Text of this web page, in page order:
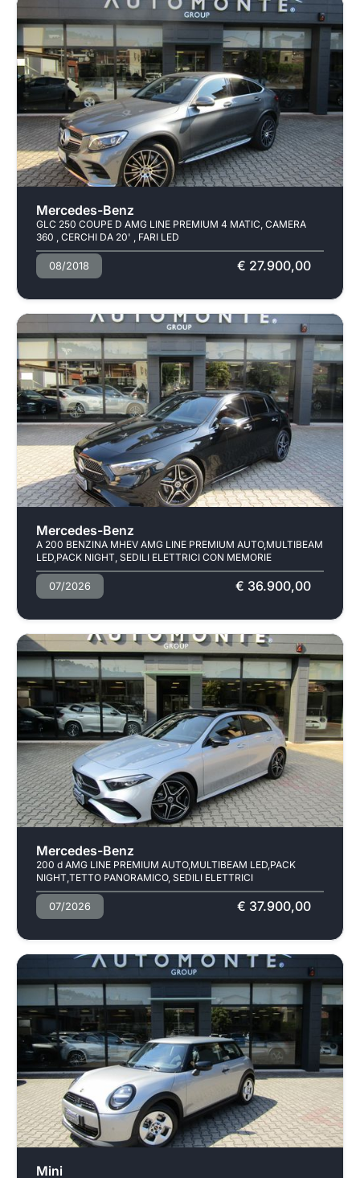
Mercedes-Benz
GLC 250 COUPE D AMG LINE PREMIUM 4 MATIC, CAMERA
360 , CERCHI DA 20' , FARI LED
08/2018 € 27.900,00
Mercedes-Benz
A 200 BENZINA MHEV AMG LINE PREMIUM AUTO,MULTIBEAM
LED,PACK NIGHT, SEDILI ELETTRICI CON MEMORIE
07/2026 € 36.900,00
Mercedes-Benz
200 d AMG LINE PREMIUM AUTO,MULTIBEAM LED,PACK
NIGHT,TETTO PANORAMICO, SEDILI ELETTRICI
07/2026 € 37.900,00
Mini